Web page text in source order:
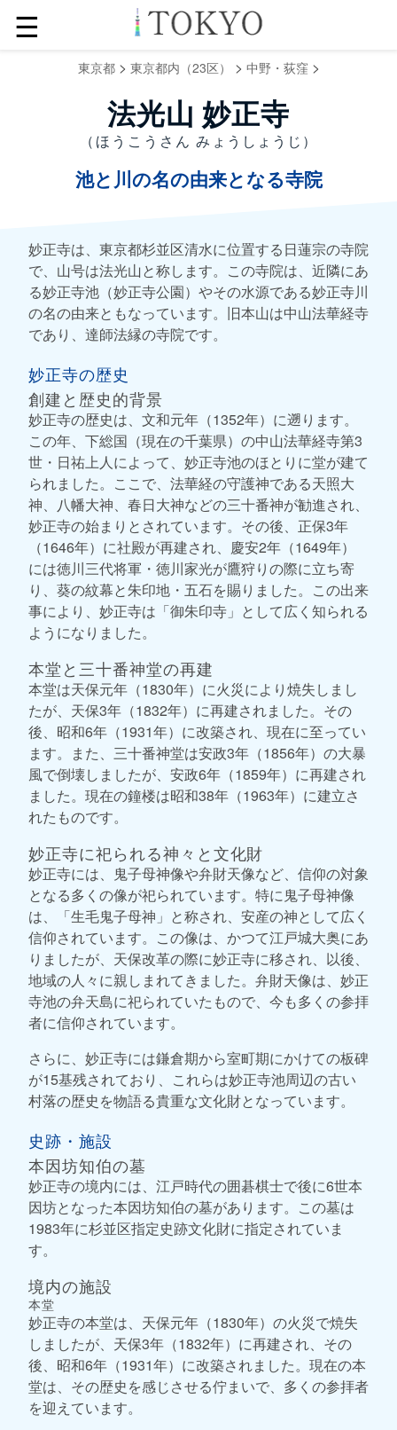
☰
東京都> 東京都内（23区） > 中野・荻窪 >
法光山 妙正寺
（ほうこうさん みょうしょうじ）
池と川の名の由来となる寺院
妙正寺は、東京都杉並区清水に位置する日蓮宗の寺院
で、山号は法光山と称します。この寺院は、近隣にあ
る妙正寺池（妙正寺公園）やその水源である妙正寺川
の名の由来ともなっています。旧本山は中山法華経寺
であり、達師法縁の寺院です。
妙正寺の歴史
創建と歴史的背景
妙正寺の歴史は、文和元年（1352年）に遡ります。
この年、下総国（現在の千葉県）の中山法華経寺第3
世・日祐上人によって、妙正寺池のほとりに堂が建て
られました。ここで、法華経の守護神である天照大
神、八幡大神、春日大神などの三十番神が勧進され、
妙正寺の始まりとされています。その後、正保3年
（1646年）に社殿が再建され、慶安2年（1649年）
には徳川三代将軍・徳川家光が鷹狩りの際に立ち寄
り、葵の紋幕と朱印地・五石を賜りました。この出来
事により、妙正寺は「御朱印寺」として広く知られる
ようになりました。
本堂と三十番神堂の再建
本堂は天保元年（1830年）に火災により焼失しまし
たが、天保3年（1832年）に再建されました。その
後、昭和6年（1931年）に改築され、現在に至ってい
ます。また、三十番神堂は安政3年（1856年）の大暴
風で倒壊しましたが、安政6年（1859年）に再建され
ました。現在の鐘楼は昭和38年（1963年）に建立さ
れたものです。
妙正寺に祀られる神々と文化財
妙正寺には、鬼子母神像や弁財天像など、信仰の対象
となる多くの像が祀られています。特に鬼子母神像
は、「生毛鬼子母神」と称され、安産の神として広く
信仰されています。この像は、かつて江戸城大奥にあ
りましたが、天保改革の際に妙正寺に移され、以後、
地域の人々に親しまれてきました。弁財天像は、妙正
寺池の弁天島に祀られていたもので、今も多くの参拝
者に信仰されています。
さらに、妙正寺には鎌倉期から室町期にかけての板碑
が15基残されており、これらは妙正寺池周辺の古い
村落の歴史を物語る貴重な文化財となっています。
史跡・施設
本因坊知伯の墓
妙正寺の境内には、江戸時代の囲碁棋士で後に6世本
因坊となった本因坊知伯の墓があります。この墓は
1983年に杉並区指定史跡文化財に指定されていま
す。
境内の施設
本堂
妙正寺の本堂は、天保元年（1830年）の火災で焼失
しましたが、天保3年（1832年）に再建され、その
後、昭和6年（1931年）に改築されました。現在の本
堂は、その歴史を感じさせる佇まいで、多くの参拝者
を迎えています。